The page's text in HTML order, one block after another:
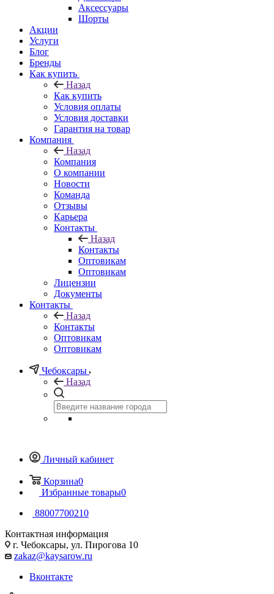
Аксессуары
Шорты
Акции
Услуги
Блог
Бренды
Как купить
Назад
Как купить
Условия оплаты
Условия доставки
Гарантия на товар
Компания
Назад
Компания
О компании
Новости
Команда
Отзывы
Карьера
Контакты
Назад
Контакты
Оптовикам
Оптовикам
Лицензии
Документы
Контакты
Назад
Контакты
Оптовикам
Оптовикам
Чебоксары
Назад
Личный кабинет
Корзина0
Избранные товары0
88007700210
Контактная информация
г. Чебоксары, ул. Пирогова 10
zakaz@kaysarow.ru
Вконтакте